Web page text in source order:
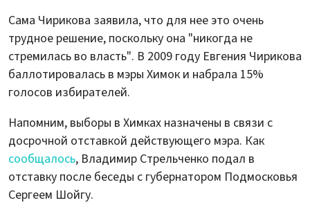
Сама Чирикова заявила, что для нее это очень
трудное решение, поскольку она "никогда не
стремилась во власть". В 2009 году Евгения Чирикова
баллотировалась в мэры Химок и набрала 15%
голосов избирателей.
Напомним, выборы в Химках назначены в связи с
досрочной отставкой действующего мэра. Как
сообщалось, Владимир Стрельченко подал в
отставку после беседы с губернатором Подмосковья
Сергеем Шойгу.